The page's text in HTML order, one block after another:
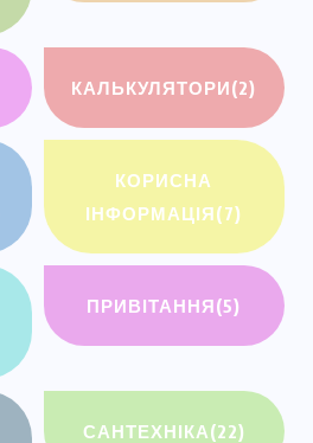
КАЛЬКУЛЯТОРИ(2)
КОРИСНА
ІНФОРМАЦІЯ(7)
ПРИВІТАННЯ(5)
САНТЕХНІКА(22)